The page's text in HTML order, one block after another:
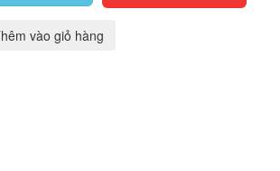
vào giỏ hàng